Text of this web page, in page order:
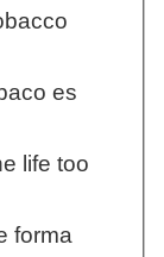
es
life too
forma